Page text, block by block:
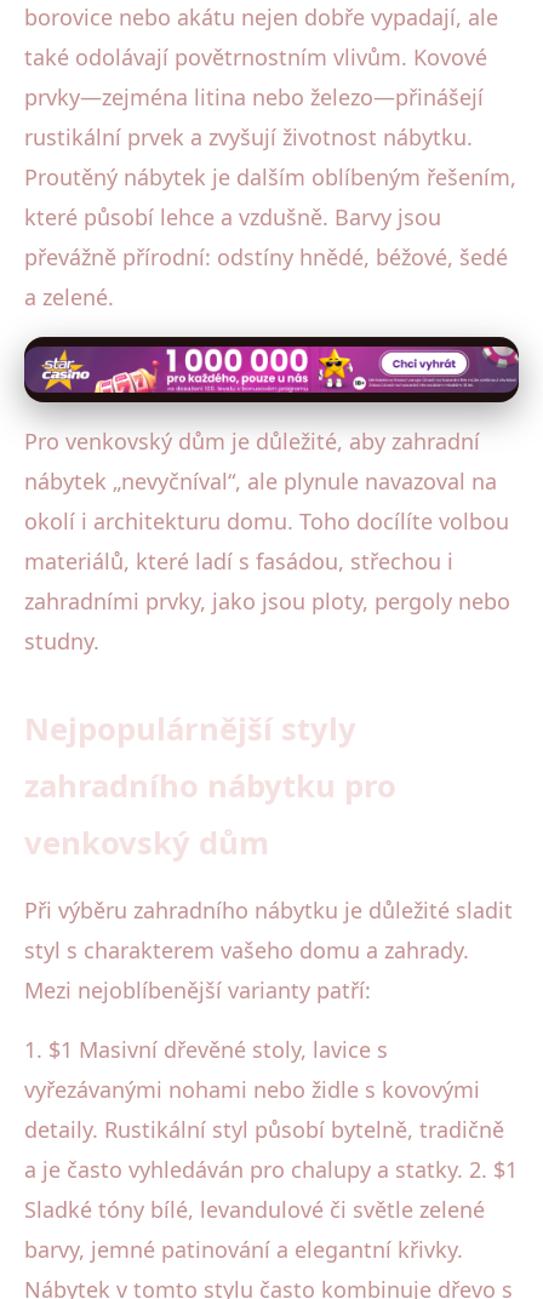
borovice nebo akátu nejen dobře vypadají, ale
také odolávají povětrnostním vlivům. Kovové
prvky—zejména litina nebo železo—přinášejí
rustikální prvek a zvyšují životnost nábytku.
Proutěný nábytek je dalším oblíbeným řešením,
které působí lehce a vzdušně. Barvy jsou
převážně přírodní: odstíny hnědé, béžové, šedé
a zelené.
Pro venkovský dům je důležité, aby zahradní
nábytek „nevyčníval“, ale plynule navazoval na
okolí i architekturu domu. Toho docílíte volbou
materiálů, které ladí s fasádou, střechou i
zahradními prvky, jako jsou ploty, pergoly nebo
studny.
Nejpopulárnější styly
zahradního nábytku pro
venkovský dům
Při výběru zahradního nábytku je důležité sladit
styl s charakterem vašeho domu a zahrady.
Mezi nejoblíbenější varianty patří:
1. $1 Masivní dřevěné stoly, lavice s
vyřezávanými nohami nebo židle s kovovými
detaily. Rustikální styl působí bytelně, tradičně
a je často vyhledáván pro chalupy a statky. 2. $1
Sladké tóny bílé, levandulové či světle zelené
barvy, jemné patinování a elegantní křivky.
Nábytek v tomto stylu často kombinuje dřevo s